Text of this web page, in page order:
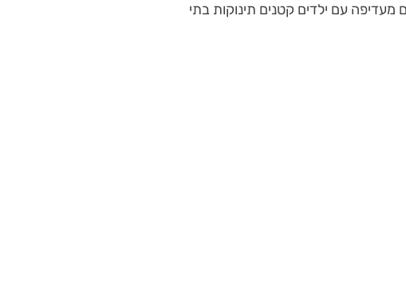
לתרום מעדיפה עם ילדים קטנים תינוקות בתי